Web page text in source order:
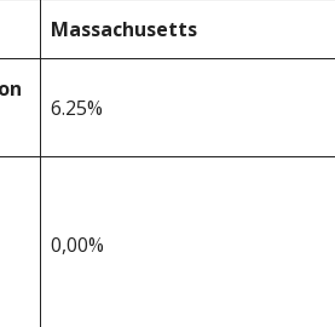
Massachusetts
6.25%
0,00%